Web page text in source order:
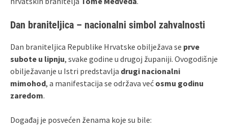
Dan braniteljica – nacionalni simbol zahvalnosti
Dan braniteljica Republike Hrvatske obilježava se prve
subote u lipnju, svake godine u drugoj županiji. Ovogodišnje
obilježavanje u Istri predstavlja drugi nacionalni
mimohod, a manifestacija se održava već osmu godinu
zaredom.
Događaj je posvećen ženama koje su bile: